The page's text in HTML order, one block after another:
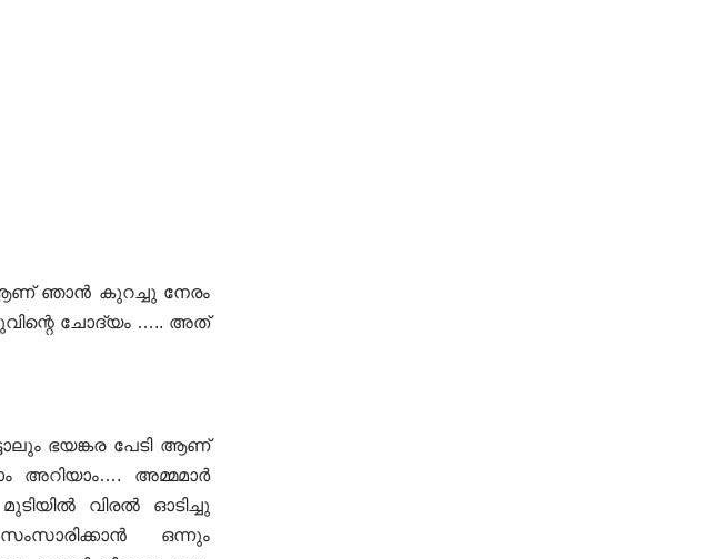
ആണ് ഞാൻ കുറച്ചു നേരം
ചോദ്യം ….. അത്
ഭയങ്കര പേടി ആണ്
അറിയാം…. അമ്മമാർ
വിരൽ ഓടിച്ചു
ഒന്നും